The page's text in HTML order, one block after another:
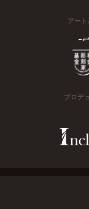
アー
プロデ